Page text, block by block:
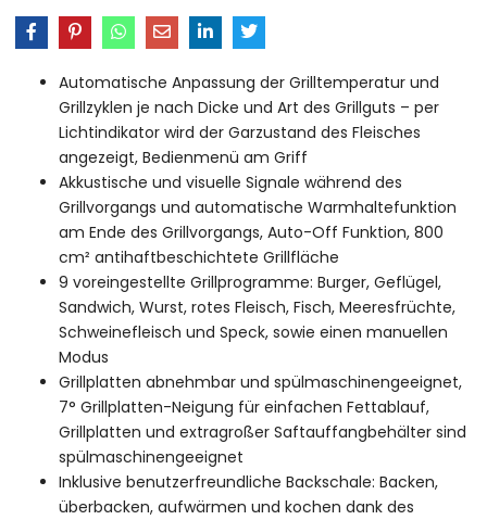
Automatische Anpassung der Grilltemperatur und
Grillzyklen je nach Dicke und Art des Grillguts – per
Lichtindikator wird der Garzustand des Fleisches
angezeigt, Bedienmenü am Griff
Akkustische und visuelle Signale während des
Grillvorgangs und automatische Warmhaltefunktion
am Ende des Grillvorgangs, Auto-Off Funktion, 800
cm² antihaftbeschichtete Grillfläche
9 voreingestellte Grillprogramme: Burger, Geflügel,
Sandwich, Wurst, rotes Fleisch, Fisch, Meeresfrüchte,
Schweinefleisch und Speck, sowie einen manuellen
Modus
Grillplatten abnehmbar und spülmaschinengeeignet,
7° Grillplatten-Neigung für einfachen Fettablauf,
Grillplatten und extragroßer Saftauffangbehälter sind
spülmaschinengeeignet
Inklusive benutzerfreundliche Backschale: Backen,
überbacken, aufwärmen und kochen dank des